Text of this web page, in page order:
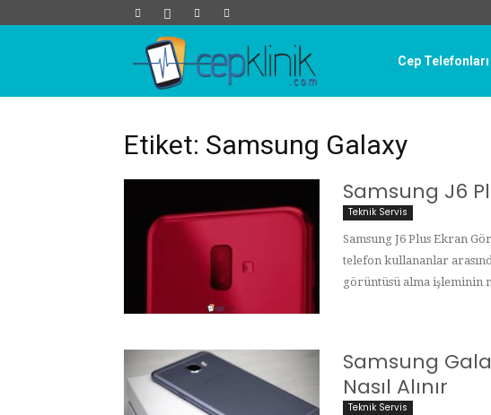
Klinik
Cep Telefonları
Etiket: Samsung Galaxy
Samsung J6
Teknik Servis
Samsung J6 Plus Ekran
telefon kullananlar
görüntüsü alma işleminin
Samsung
Nasıl Alınır
Teknik Servis